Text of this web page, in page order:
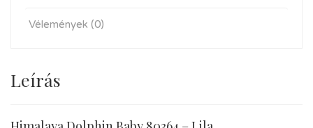
Vélemények (0)
Leírás